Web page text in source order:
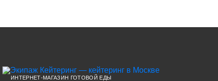
ИНТЕРНЕТ-МАГАЗИН ГОТОВОЙ ЕДЫ